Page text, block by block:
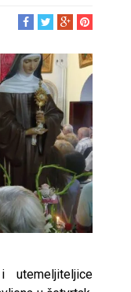
utemeljiteljice